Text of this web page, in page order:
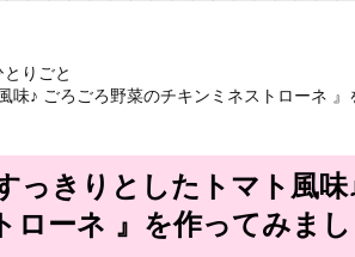
りごと
味♪ ごろごろ野菜のチキンミネストローネ 』
っきりとしたトマト風味
ローネ 』を作ってみまし